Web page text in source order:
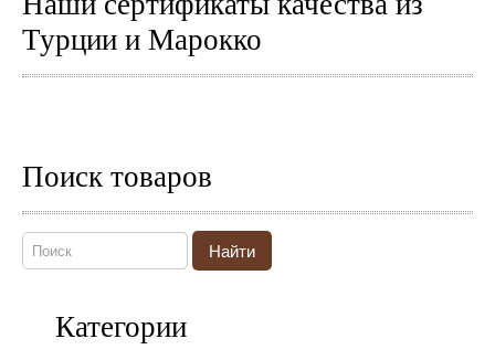
Сундуки
Шкатулки
Хлопковые
Шерстяные
Подносы
Сахарницы, конфетницы,
фруктовницы
Пиалы, чаши, салатники
Турции и Марокко
Поиск товаров
Найти
Категории